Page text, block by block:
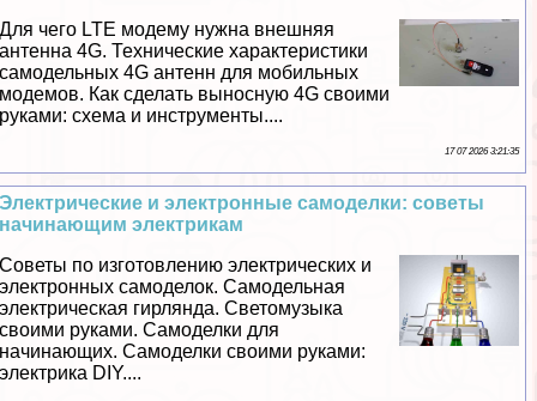
Для чего LTE модему нужна внешняя
антенна 4G. Технические хаpaктеристики
самодельных 4G антенн для мобильных
модемов. Как сделать выносную 4G своими
руками: схема и инструменты....
17 07 2026 3:21:35
Электрические и электронные самоделки: советы
начинающим электрикам
Советы по изготовлению электрических и
электронных самоделок. Самодельная
электрическая гирлянда. Светомузыка
своими руками. Самоделки для
начинающих. Самоделки своими руками:
электрика DIY....